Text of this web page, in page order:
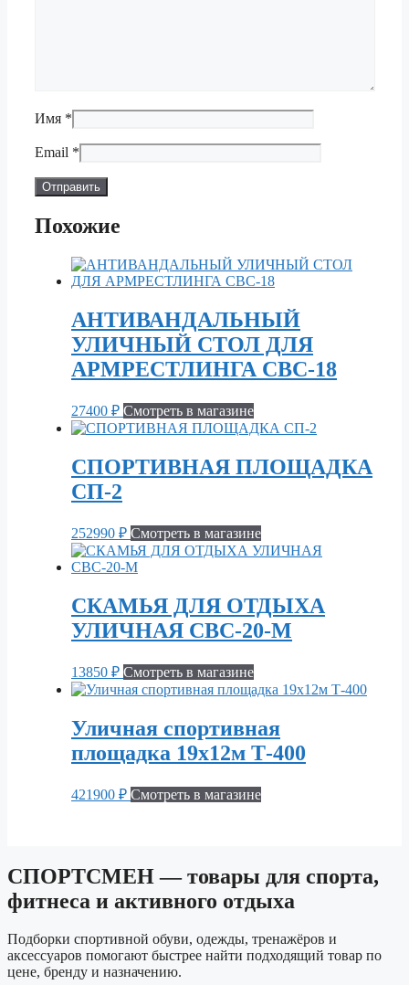
Имя *
Email *
Похожие
АНТИВАНДАЛЬНЫЙ
УЛИЧНЫЙ СТОЛ ДЛЯ
АРМРЕСТЛИНГА СВС-18
27400 ₽ Смотреть в магазине
СПОРТИВНАЯ ПЛОЩАДКА
СП-2
252990 ₽ Смотреть в магазине
СКАМЬЯ ДЛЯ ОТДЫХА
УЛИЧНАЯ СВС-20-М
13850 ₽ Смотреть в магазине
Уличная спортивная
площадка 19х12м Т-400
421900 ₽ Смотреть в магазине
СПОРТСМЕН — товары для спорта,
фитнеса и активного отдыха
Подборки спортивной обуви, одежды, тренажёров и
аксессуаров помогают быстрее найти подходящий товар по
цене, бренду и назначению.